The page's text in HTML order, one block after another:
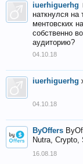
iuerhiguerhg
наткнулся
ментовских
собственно
аудиторию?
04.10.18
iuerhiguerhg
04.10.18
ByOffers
Nutra, Crypto,
16.08.18